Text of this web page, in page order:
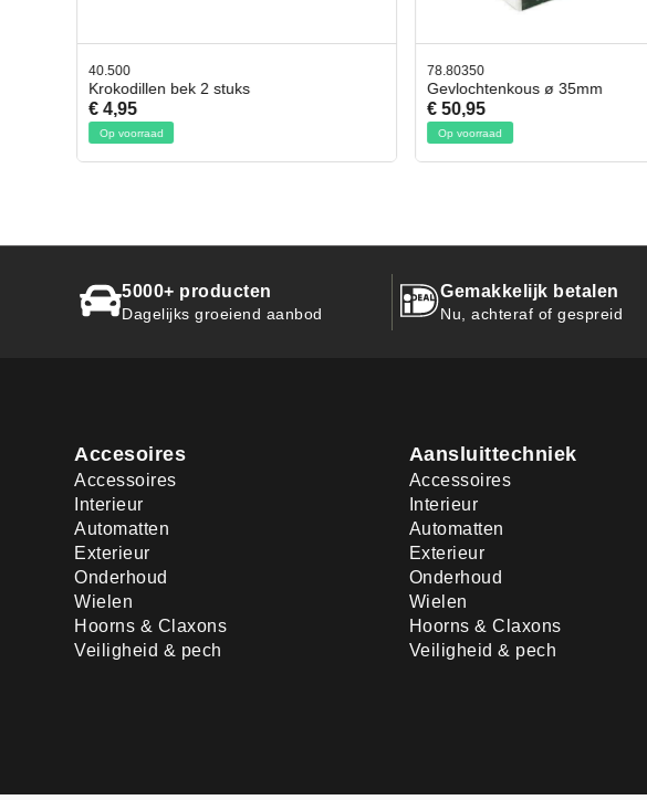
40.500
Krokodillen bek 2 stuks
€ 4,95
Op voorraad
78.80350
Gevlochtenkous ø 35mm
€ 50,95
Op voorraad
5000+ producten
Dagelijks groeiend aanbod
Gemakkelijk betalen
Nu, achteraf of gespreid
Accesoires
Accessoires
Interieur
Automatten
Exterieur
Onderhoud
Wielen
Hoorns & Claxons
Veiligheid & pech
Aansluittechniek
Accessoires
Interieur
Automatten
Exterieur
Onderhoud
Wielen
Hoorns & Claxons
Veiligheid & pech